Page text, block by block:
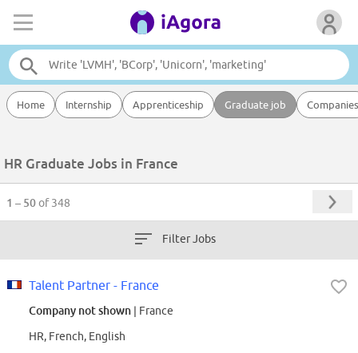
Home Internship Apprenticeship Graduate job Companies
HR Graduate Jobs in France
1 – 50of 348
Filter Jobs
Talent Partner - France
Company not shown | France
HR, French, English